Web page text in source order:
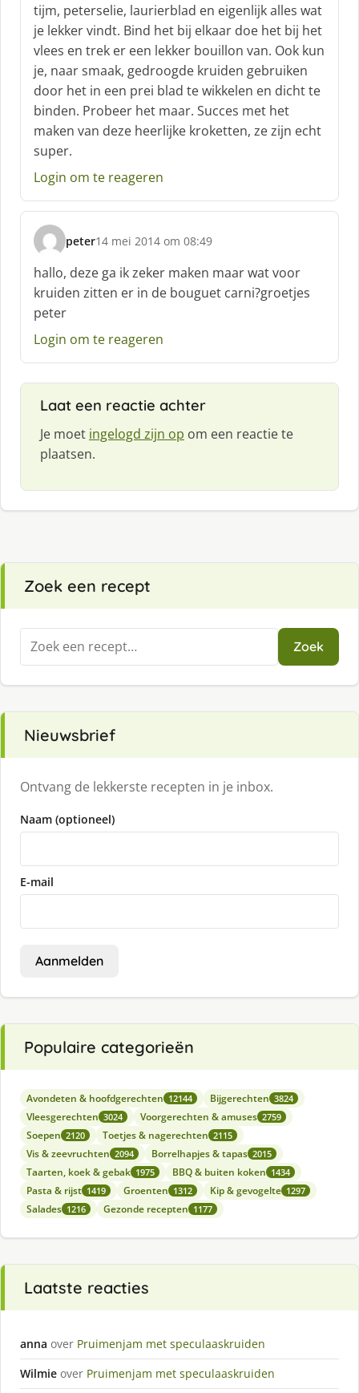
e
e
f
:
tijm, peterselie, laurierblad en eigenlijk alles wat
je lekker vindt. Bind het bij elkaar doe het bij het
vlees en trek er een lekker bouillon van. Ook kun
je, naar smaak, gedroogde kruiden gebruiken
door het in een prei blad te wikkelen en dicht te
binden. Probeer het maar. Succes met het
maken van deze heerlijke kroketten, ze zijn echt
super.
Login om te reageren
peter
s
c
h
r
e
e
:
14 mei 2014 om 08:49
hallo, deze ga ik zeker maken maar wat voor
kruiden zitten er in de bouguet carni?groetjes
peter
Login om te reageren
Laat een reactie achter
Je moet ingelogd zijn op om een reactie te
plaatsen.
Zoek een recept
Zoeken
naar:
Zoek
Nieuwsbrief
Ontvang de lekkerste recepten in je inbox.
Naam (optioneel)
E-mail
Aanmelden
Populaire categorieën
Avondeten & hoofdgerechten 12144 Bijgerechten 3824
Vleesgerechten 3024 Voorgerechten & amuses 2759
Soepen 2120 Toetjes & nagerechten 2115
Vis & zeevruchten 2094 Borrelhapjes & tapas 2015
Taarten, koek & gebak 1975 BBQ & buiten koken 1434
Pasta & rijst 1419 Groenten 1312 Kip & gevogelte 1297
Salades 1216 Gezonde recepten 1177
Laatste reacties
anna over Pruimenjam met speculaaskruiden
Wilmie over Pruimenjam met speculaaskruiden